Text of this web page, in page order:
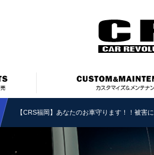
【CRS福岡】あなたのお車守ります！！被害